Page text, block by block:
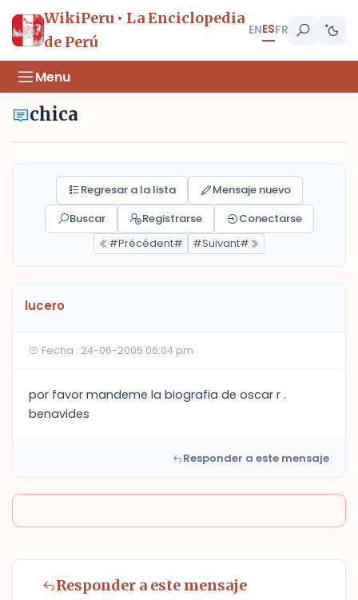
WikiPeru • La Enciclopedia
de Perú
ENESFR
Menu
chica
Regresar a la lista
Mensaje nuevo
Buscar
Registrarse
Conectarse
#Précédent#
#Suivant#
lucero
Fecha : 24-06-2005 06:04 pm
por favor mandeme la biografia de oscar r .
benavides
Responder a este mensaje
Responder a este mensaje